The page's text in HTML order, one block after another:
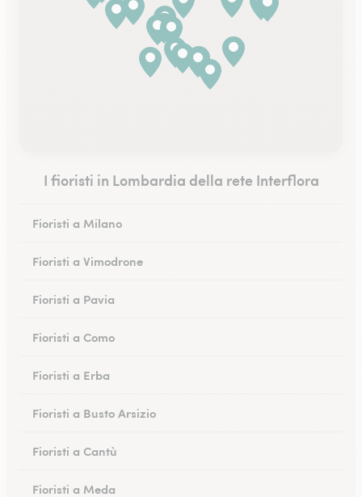
I fioristi in Lombardia della rete Interflora
Fioristi a Milano
Fioristi a Vimodrone
Fioristi a Pavia
Fioristi a Como
Fioristi a Erba
Fioristi a Busto Arsizio
Fioristi a Cantù
Fioristi a Meda